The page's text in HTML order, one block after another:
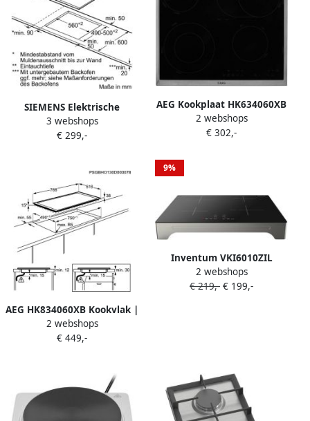
SIEMENS Elektrische
kookplaat van
SCHOTTCERAN ET645HN17E
3 webshops
€ 299,-
AEG Kookplaat HK634060XB
| Vitrokeramische
kookplaten |
2 webshops
€ 302,-
AEG HK834060XB Kookvlak |
Vitrokeramische kookplaten
| Keuken&Koken
2 webshops
€ 449,-
9%
Inventum VKI6010ZIL
inductie kookplaat 4
kookzones 59 cm 1-fase
2 webshops
€ 219,- € 199,-